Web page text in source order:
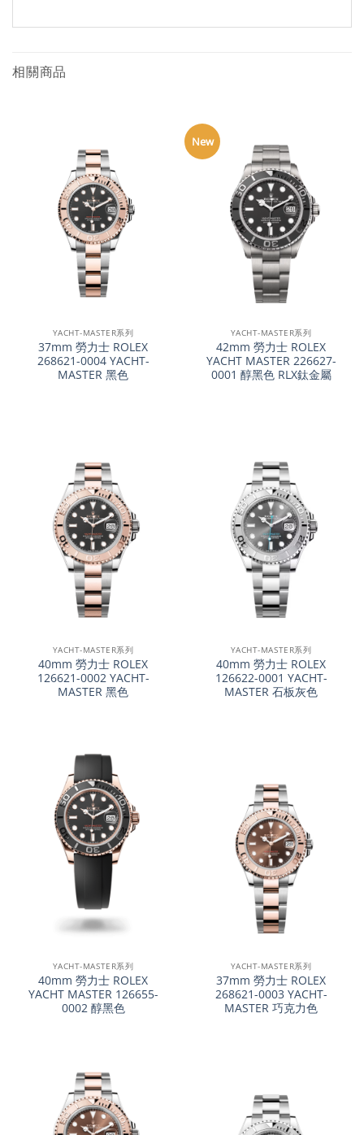
相關商品
YACHT-MASTER系列
37mm 勞力士 ROLEX
268621-0004 YACHT-
MASTER 黑色
New
YACHT-MASTER系列
42mm 勞力士 ROLEX
YACHT MASTER 226627-
0001 醇黑色 RLX鈦金屬
YACHT-MASTER系列
40mm 勞力士 ROLEX
126621-0002 YACHT-
MASTER 黑色
YACHT-MASTER系列
40mm 勞力士 ROLEX
126622-0001 YACHT-
MASTER 石板灰色
YACHT-MASTER系列
40mm 勞力士 ROLEX
YACHT MASTER 126655-
0002 醇黑色
YACHT-MASTER系列
37mm 勞力士 ROLEX
268621-0003 YACHT-
MASTER 巧克力色